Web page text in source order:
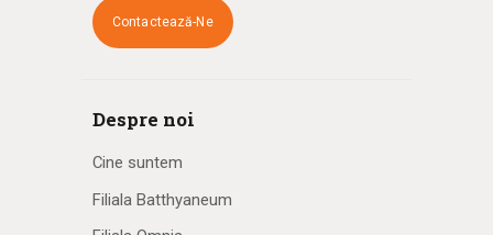
Contactează-Ne
Despre noi
Cine suntem
Filiala Batthyaneum